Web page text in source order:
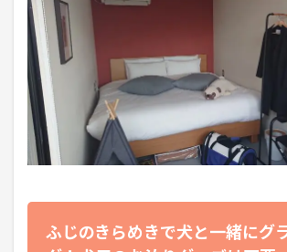
ふじのきらめきで犬と一緒にグ